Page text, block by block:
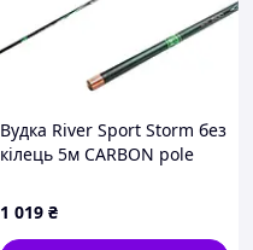
Вудка River Sport Storm без
кілець 5м CARBON pole
1 019 ₴